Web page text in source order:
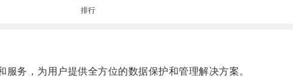
排行
务，为用户提供全方位的数据保护和管理解决方案。